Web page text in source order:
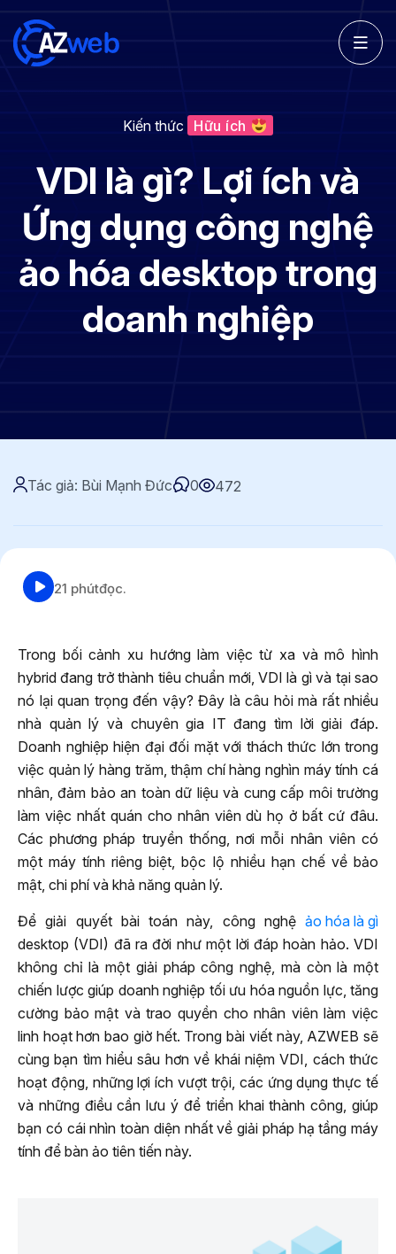
Kiến thức Hữu ích
VDI là gì? Lợi ích và
Ứng dụng công nghệ
ảo hóa desktop trong
doanh nghiệp
Tác giả: Bùi Mạnh Đức 0 472
21 phútđọc.
Trong bối cảnh xu hướng làm việc từ xa và mô hình
hybrid đang trở thành tiêu chuẩn mới, VDI là gì và tại sao
nó lại quan trọng đến vậy? Đây là câu hỏi mà rất nhiều
nhà quản lý và chuyên gia IT đang tìm lời giải đáp.
Doanh nghiệp hiện đại đối mặt với thách thức lớn trong
việc quản lý hàng trăm, thậm chí hàng nghìn máy tính cá
nhân, đảm bảo an toàn dữ liệu và cung cấp môi trường
làm việc nhất quán cho nhân viên dù họ ở bất cứ đâu.
Các phương pháp truyền thống, nơi mỗi nhân viên có
một máy tính riêng biệt, bộc lộ nhiều hạn chế về bảo
mật, chi phí và khả năng quản lý.
Để giải quyết bài toán này, công nghệ ảo hóa là gì
desktop (VDI) đã ra đời như một lời đáp hoàn hảo. VDI
không chỉ là một giải pháp công nghệ, mà còn là một
chiến lược giúp doanh nghiệp tối ưu hóa nguồn lực, tăng
cường bảo mật và trao quyền cho nhân viên làm việc
linh hoạt hơn bao giờ hết. Trong bài viết này, AZWEB sẽ
cùng bạn tìm hiểu sâu hơn về khái niệm VDI, cách thức
hoạt động, những lợi ích vượt trội, các ứng dụng thực tế
và những điều cần lưu ý để triển khai thành công, giúp
bạn có cái nhìn toàn diện nhất về giải pháp hạ tầng máy
tính để bàn ảo tiên tiến này.